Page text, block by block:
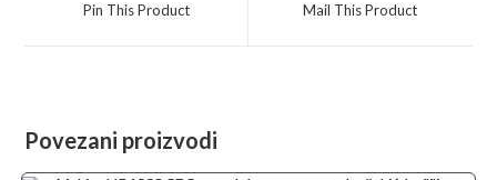
Pin This Product Mail This Product
Povezani proizvodi